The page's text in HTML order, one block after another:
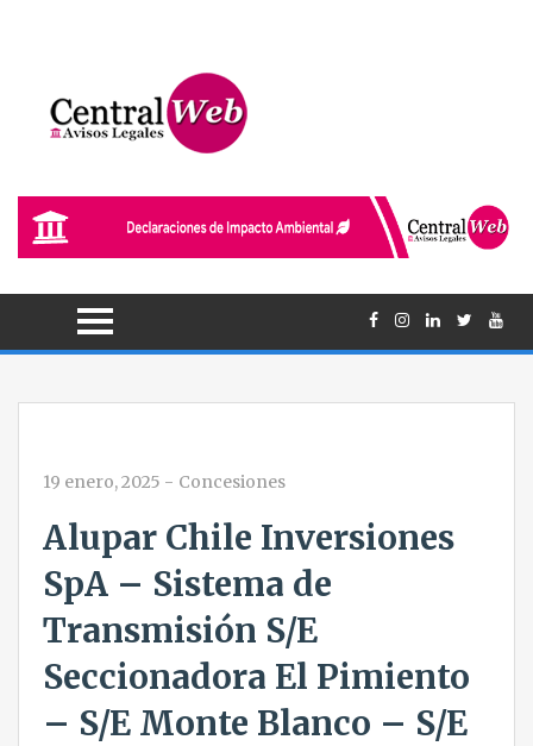
19 enero, 2025 - Concesiones
Alupar Chile Inversiones
SpA – Sistema de
Transmisión S/E
Seccionadora El Pimiento
– S/E Monte Blanco – S/E